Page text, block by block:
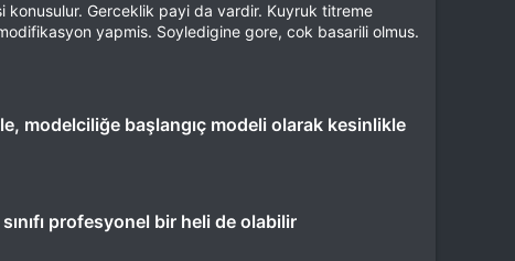
Gerceklik payi da vardir. Kuyruk titreme
yapmis. Soyledigine gore, cok basarili olmus.
modelciliğe başlangıç modeli olarak kesinlikle
profesyonel bir heli de olabilir